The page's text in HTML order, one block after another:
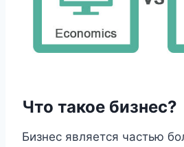
Что такое бизнес?
Бизнес является частью